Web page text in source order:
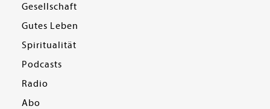
Gesellschaft
Gutes Leben
Spiritualität
Podcasts
Radio
Abo